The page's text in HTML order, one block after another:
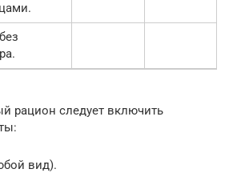
рацион следует включить
вид).